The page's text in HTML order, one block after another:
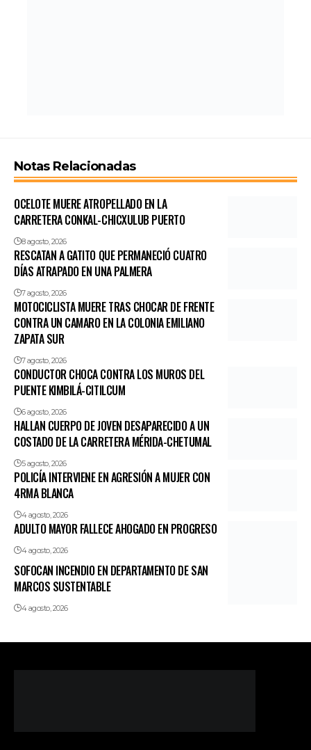
Notas Relacionadas
OCELOTE MUERE ATROPELLADO EN LA
CARRETERA CONKAL-CHICXULUB PUERTO
8 agosto, 2026
RESCATAN A GATITO QUE PERMANECIÓ CUATRO
DÍAS ATRAPADO EN UNA PALMERA
7 agosto, 2026
MOTOCICLISTA MUERE TRAS CHOCAR DE FRENTE
CONTRA UN CAMARO EN LA COLONIA EMILIANO
ZAPATA SUR
7 agosto, 2026
CONDUCTOR CHOCA CONTRA LOS MUROS DEL
PUENTE KIMBILÁ-CITILCUM
6 agosto, 2026
HALLAN CUERPO DE JOVEN DESAPARECIDO A UN
COSTADO DE LA CARRETERA MÉRIDA-CHETUMAL
5 agosto, 2026
POLICÍA INTERVIENE EN AGRESIÓN A MUJER CON
4RMA BLANCA
4 agosto, 2026
ADULTO MAYOR FALLECE AHOGADO EN PROGRESO
4 agosto, 2026
SOFOCAN INCENDIO EN DEPARTAMENTO DE SAN
MARCOS SUSTENTABLE
4 agosto, 2026